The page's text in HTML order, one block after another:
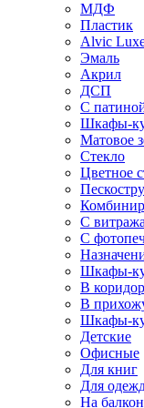
МДФ
Пластик
Alvic
Эмаль
Акрил
ДСП
С
Шкафы-
Матовое
Стекло
Цветное
С
С
Шкафы-
В коридор
В
Шкафы-
Детские
Офисные
Для книг
Для
На балкон